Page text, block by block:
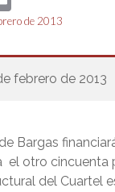
de 2013
febrero de 2013
Bargas
el otro
del Cuartel